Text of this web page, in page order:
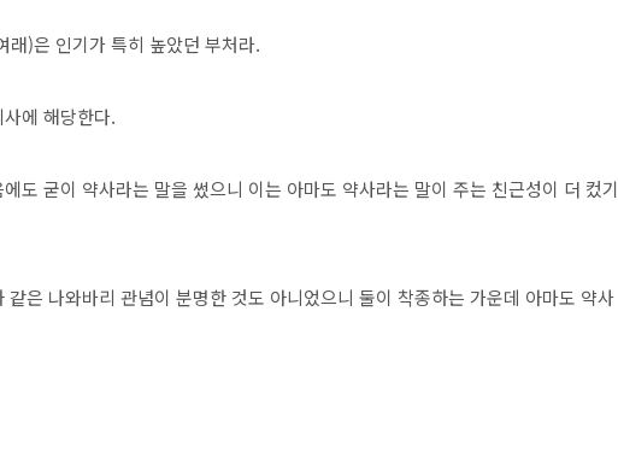
래)은 인기가 특히 높았던 부처라.
에 해당한다.
도 굳이 약사라는 말을 썼으니 이는 아마도 약사라는 말이 주는 친근성이 더 컸기
은 나와바리 관념이 분명한 것도 아니었으니 둘이 착종하는 가운데 아마도 약사